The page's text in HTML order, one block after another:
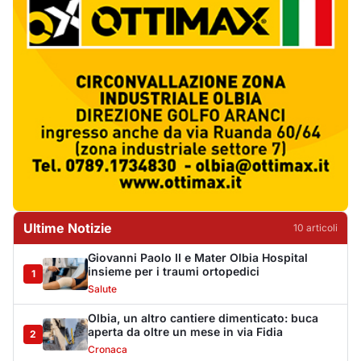
1
Giovanni Paolo II e Mater Olbia Hospital
insieme per i traumi ortopedici
Salute
Olbia, un altro cantiere dimenticato: buca
aperta da oltre un mese in via Fidia
Cronaca
Olbia paralizzata dal traffico, il Pd attacca:
«Non è emergenza, è incapacità»
Politica
4
porta: quanto vale la libertà?
Editoriali
5
Golfo Aranci, il 14 agosto torna la Sagra del
Pesce in piazza Cossiga
Cronaca
6
La Maddalena, incendio nella notte a Monti
d’Arena: le fiamme raggiungono un chiosco
Cronaca